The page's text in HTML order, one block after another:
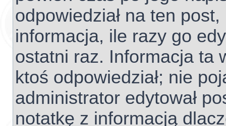
odpowiedział na ten
informacja, ile razy go
ostatni raz. Informacja ta
ktoś odpowiedział; nie
administrator edytował
notatkę z informacją